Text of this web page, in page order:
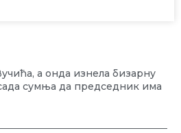
а онда изнела бизарну
сумња да председник има